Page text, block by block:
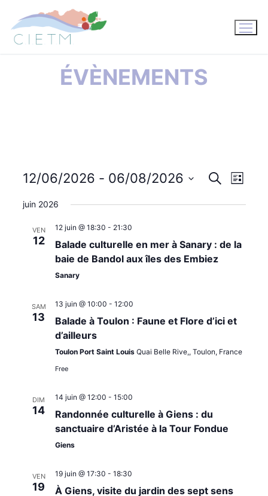
contenu
ÉVÈNEMENTS
Recherche
DE
Liste
12/06/2026 - 06/08/2026
date.
juin 2026
VEN
12
12 juin @ 18:30 - 21:30
Balade culturelle en mer à Sanary : de la
baie de Bandol aux îles des Embiez
Sanary
SAM
13
13 juin @ 10:00 - 12:00
Balade à Toulon : Faune et Flore d’ici et
d’ailleurs
Toulon Port Saint Louis Quai Belle Rive,, Toulon, France
Free
DIM
14
14 juin @ 12:00 - 15:00
Randonnée culturelle à Giens : du
sanctuaire d’Aristée à la Tour Fondue
Giens
VEN
19
19 juin @ 17:30 - 18:30
À Giens, visite du jardin des sept sens